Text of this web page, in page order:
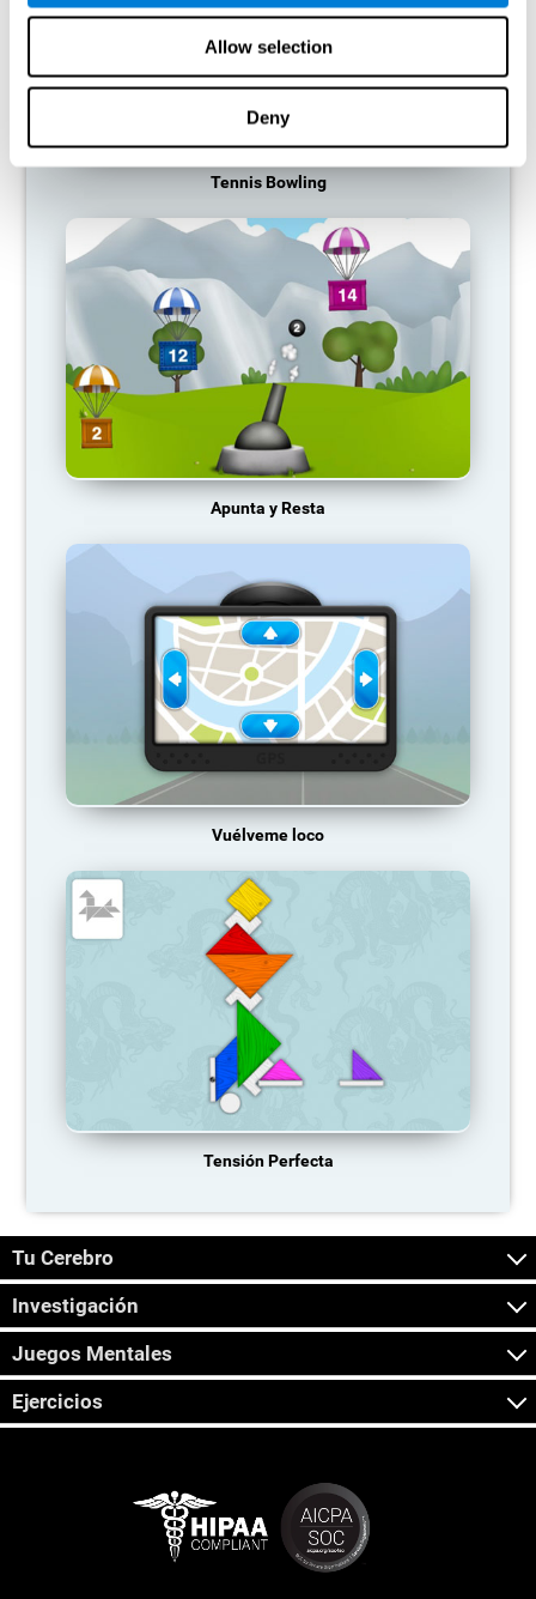
Allow selection
Deny
Tennis Bowling
Apunta y Resta
Vuélveme loco
Tensión Perfecta
Tu Cerebro
Investigación
Juegos Mentales
Ejercicios